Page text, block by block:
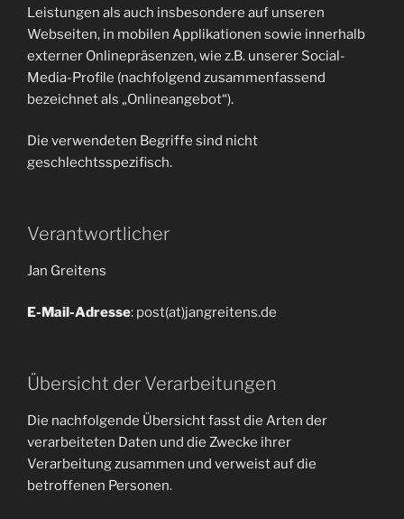
Leistungen als auch insbesondere auf unseren
Webseiten, in mobilen Applikationen sowie innerhalb
externer Onlinepräsenzen, wie z.B. unserer Social-
Media-Profile (nachfolgend zusammenfassend
bezeichnet als „Onlineangebot“).
Die verwendeten Begriffe sind nicht
geschlechtsspezifisch.
Verantwortlicher
Jan Greitens
E-Mail-Adresse: post(at)jangreitens.de
Übersicht der Verarbeitungen
Die nachfolgende Übersicht fasst die Arten der
verarbeiteten Daten und die Zwecke ihrer
Verarbeitung zusammen und verweist auf die
betroffenen Personen.